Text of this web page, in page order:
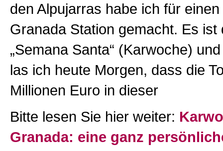
den Alpujarras habe ich für einen
Granada Station gemacht. Es ist
„Semana Santa“ (Karwoche)
las ich heute Morgen, dass die
Millionen Euro in dieser
Bitte lesen Sie hier weiter:
Granada: eine ganz